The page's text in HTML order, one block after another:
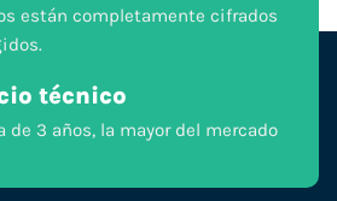
están completamente cifrados
técnico
de 3 años, la mayor del mercado